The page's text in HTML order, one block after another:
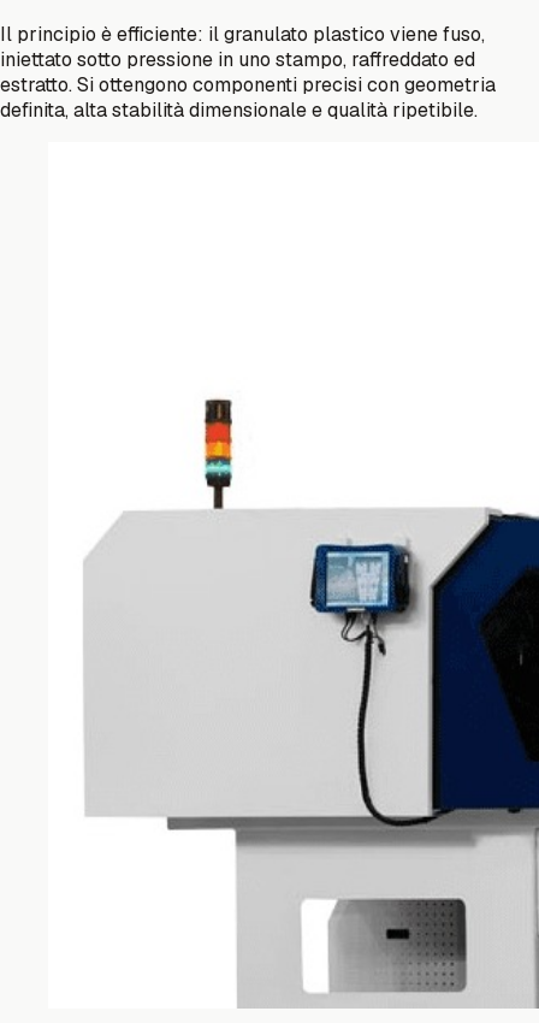
Il principio è efficiente: il granulato plastico viene fuso,
iniettato sotto pressione in uno stampo, raffreddato ed
estratto. Si ottengono componenti precisi con geometria
definita, alta stabilità dimensionale e qualità ripetibile.